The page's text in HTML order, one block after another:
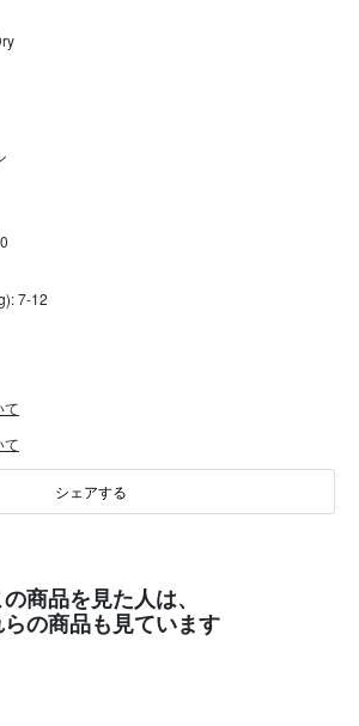
7-12
て
て
シェアする
商品を見た人は、
らの商品も見ています